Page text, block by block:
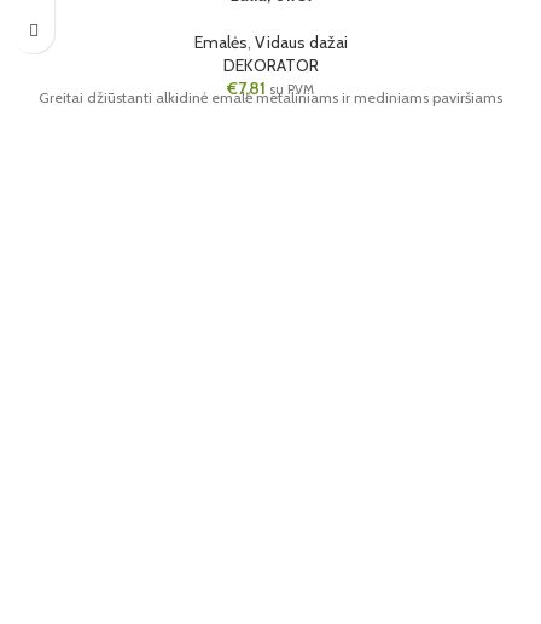
Emalės, Vidaus dažai
DEKORATOR
€7,81 su PVM
Greitai džiūstanti alkidinė emalė metaliniams ir mediniams paviršiams